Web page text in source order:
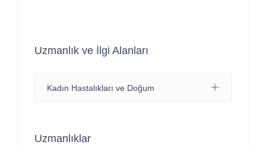
Uzmanlık ve İlgi Alanları
Kadın Hastalıkları ve Doğum
Uzmanlıklar